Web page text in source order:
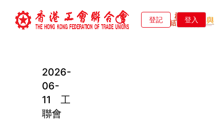
登記 登入
2026-
06-
11 工
聯會